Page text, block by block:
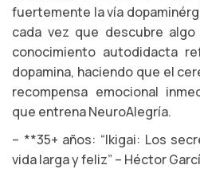
fuertemente la vía
cada vez que descubre
conocimiento autodidacta
dopamina, haciendo que el
recompensa emocional
que entrena NeuroAlegría.
– **35+ años: “Ikigai: Los
vida larga y feliz” – Héctor